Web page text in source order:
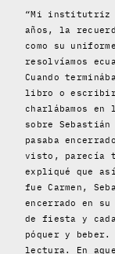
“Mi institutriz
años, la
como su
resolvíamos
Cuando
libro o escribir
charlábamos en
sobre
pasaba
visto, parecía
expliqué que
fue Carmen,
encerrado en
de fiesta y
póquer y
lectura. En